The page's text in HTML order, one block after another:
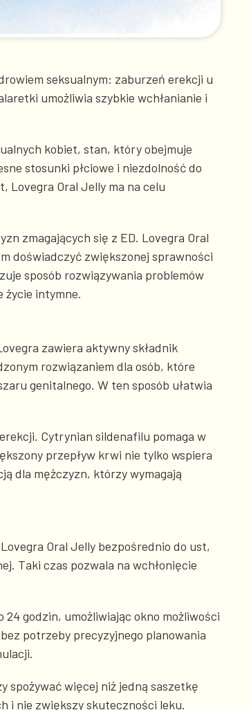
seksualnym: zaburzeń erekcji u
umożliwia szybkie wchłanianie i
kobiet, stan, który obejmuje
stosunki płciowe i niezdolność do
Lovegra Oral Jelly ma na celu
zmagających się z ED. Lovegra Oral
doświadczyć zwiększonej sprawności
sposób rozwiązywania problemów
życie intymne.
zawiera aktywny składnik
rozwiązaniem dla osób, które
genitalnego. W ten sposób ułatwia
Cytrynian sildenafilu pomaga w
przepływ krwi nie tylko wspiera
dla mężczyzn, którzy wymagają
Oral Jelly bezpośrednio do ust,
Taki czas pozwala na wchłonięcie
godzin, umożliwiając okno możliwości
potrzeby precyzyjnego planowania
spożywać więcej niż jedną saszetkę
i nie zwiększy skuteczności leku.